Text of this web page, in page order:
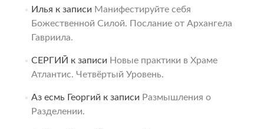
Илья к записи Манифестируйте себя
Божественной Силой. Послание от Архангела
Гавриила.
СЕРГИЙ к записи Новые практики в Храме
Атлантис. Четвёртый Уровень.
Аз есмь Георгий к записи Размышления о
Разделении.